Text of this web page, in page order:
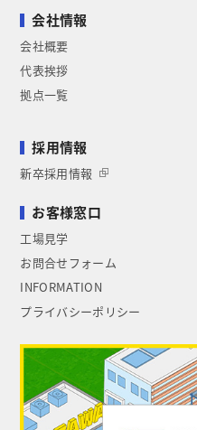
会社情報
会社概要
代表挨拶
拠点一覧
採用情報
新卒採用情報
お客様窓口
工場見学
お問合せフォーム
INFORMATION
プライバシーポリシー